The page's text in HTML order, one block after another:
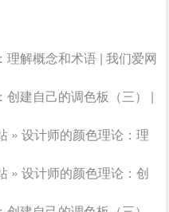
理解概念和术语 | 我们爱网
创建自己的调色板（三） |
» 设计师的颜色理论：理
» 设计师的颜色理论：创